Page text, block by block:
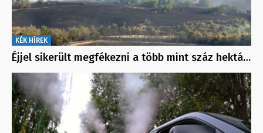
KÉK HÍREK
Éjjel sikerült megfékezni a több mint száz hektá…